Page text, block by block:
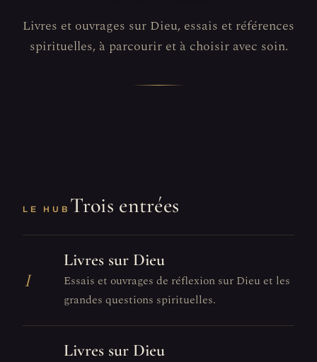
Livres et ouvrages sur Dieu, essais et références
spirituelles, à parcourir et à choisir avec soin.
LE HUB Trois entrées
I
Livres sur Dieu
Essais et ouvrages de réflexion sur Dieu et les
grandes questions spirituelles.
Livres sur Dieu